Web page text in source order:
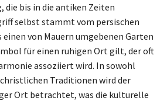
die bis in die antiken Zeiten
selbst stammt vom persischen
einen von Mauern umgebenen Garten
für einen ruhigen Ort gilt, der oft
assoziiert wird. In sowohl
Traditionen wird der
Ort betrachtet, was die kulturelle